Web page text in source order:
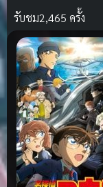
รับชม2,465 ครั้ง